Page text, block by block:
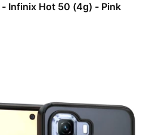
Infinix Hot 50 (4g) - Pink